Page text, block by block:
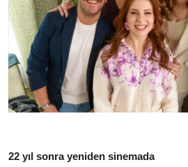
22 yıl sonra yeniden sinemada